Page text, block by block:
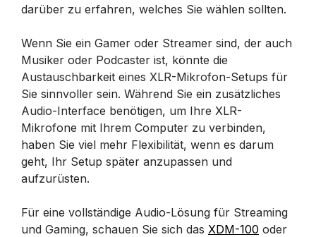
darüber zu erfahren, welches Sie wählen sollten.
Wenn Sie ein Gamer oder Streamer sind, der auch
Musiker oder Podcaster ist, könnte die
Austauschbarkeit eines XLR-Mikrofon-Setups für
Sie sinnvoller sein. Während Sie ein zusätzliches
Audio-Interface benötigen, um Ihre XLR-
Mikrofone mit Ihrem Computer zu verbinden,
haben Sie viel mehr Flexibilität, wenn es darum
geht, Ihr Setup später anzupassen und
aufzurüsten.
Für eine vollständige Audio-Lösung für Streaming
und Gaming, schauen Sie sich das XDM-100 oder